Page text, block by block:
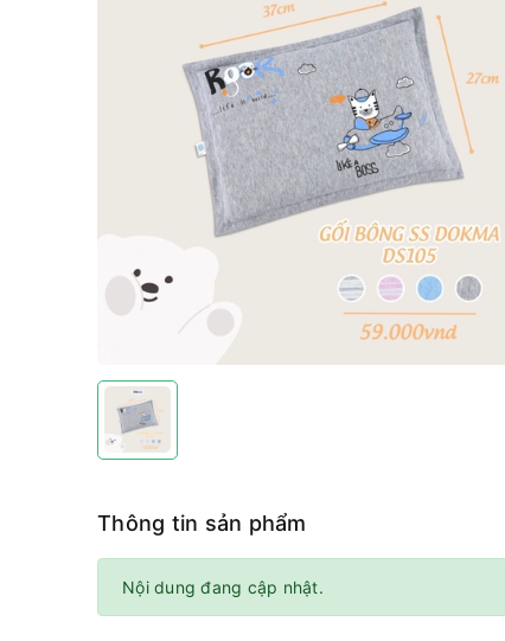
Thông tin sản phẩm
Nội dung đang cập nhật.